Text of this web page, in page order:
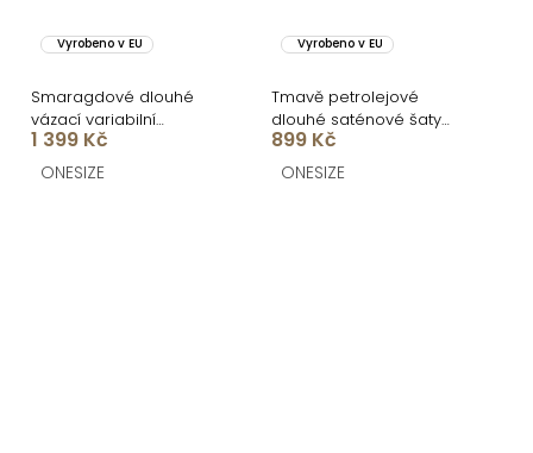
Vyrobeno v EU
Smaragdové dlouhé
vázací variabilní
společenské šaty
CUPAUCA
1 399 Kč
ONESIZE
Vyrobeno v EU
Tmavě petrolejové
dlouhé saténové šaty
WOMAN s páskem
899 Kč
ONESIZE